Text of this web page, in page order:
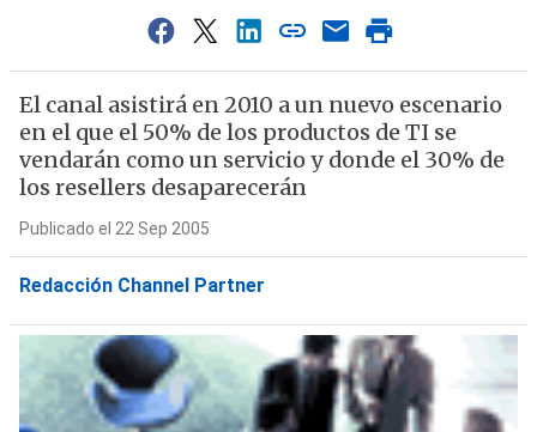
El canal asistirá en 2010 a un nuevo escenario
en el que el 50% de los productos de TI se
vendarán como un servicio y donde el 30% de
los resellers desaparecerán
Publicado el 22 Sep 2005
Redacción Channel Partner